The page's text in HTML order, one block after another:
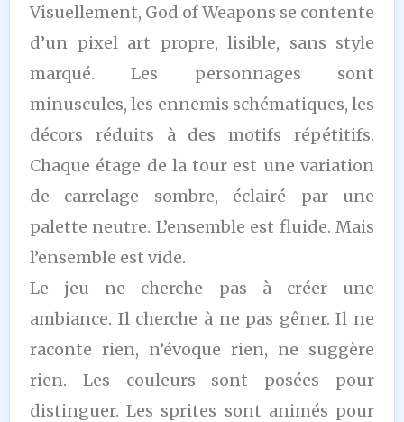
Visuellement, God of Weapons se contente
d’un pixel art propre, lisible, sans style
marqué. Les personnages sont
minuscules, les ennemis schématiques, les
décors réduits à des motifs répétitifs.
Chaque étage de la tour est une variation
de carrelage sombre, éclairé par une
palette neutre. L’ensemble est fluide. Mais
l’ensemble est vide.
Le jeu ne cherche pas à créer une
ambiance. Il cherche à ne pas gêner. Il ne
raconte rien, n’évoque rien, ne suggère
rien. Les couleurs sont posées pour
distinguer. Les sprites sont animés pour